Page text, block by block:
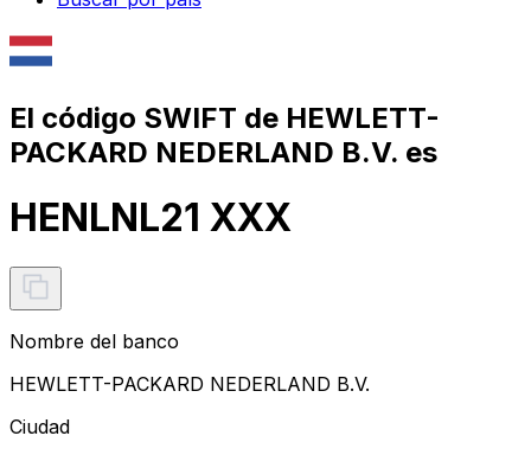
El código SWIFT de HEWLETT-
PACKARD NEDERLAND B.V. es
HENLNL21 XXX
Nombre del banco
HEWLETT-PACKARD NEDERLAND B.V.
Ciudad